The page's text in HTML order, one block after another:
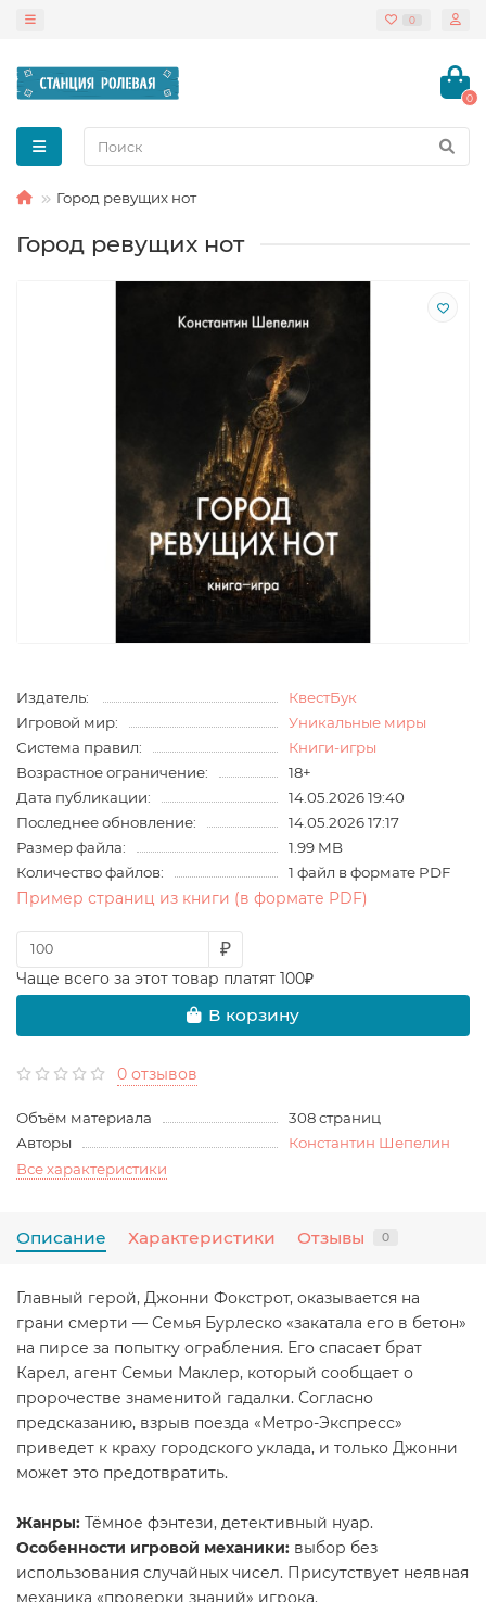
0
0
Город ревущих нот
Город ревущих нот
Издатель:
КвестБук
Игровой мир:
Уникальные миры
Система правил:
Книги-игры
Возрастное ограничение:
18+
Дата публикации:
14.05.2026 19:40
Последнее обновление:
14.05.2026 17:17
Размер файла:
1.99 MB
Количество файлов:
1 файл в формате PDF
Пример страниц из книги (в формате PDF)
₽
Чаще всего за этот товар платят 100₽
В корзину
0 отзывов
Объём материала
308 страниц
Авторы
Константин Шепелин
Все характеристики
Описание Характеристики Отзывы 0
Главный герой, Джонни Фокстрот, оказывается на
грани смерти — Семья Бурлеско «закатала его в бетон»
на пирсе за попытку ограбления. Его спасает брат
Карел, агент Семьи Маклер, который сообщает о
пророчестве знаменитой гадалки. Согласно
предсказанию, взрыв поезда «Метро-Экспресс»
приведет к краху городского уклада, и только Джонни
может это предотвратить.
Жанры: Тёмное фэнтези, детективный нуар.
Особенности игровой механики: выбор без
использования случайных чисел. Присутствует неявная
механика «проверки знаний» игрока.